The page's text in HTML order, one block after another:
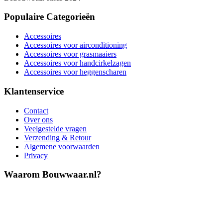
Populaire Categorieën
Accessoires
Accessoires voor airconditioning
Accessoires voor grasmaaiers
Accessoires voor handcirkelzagen
Accessoires voor heggenscharen
Klantenservice
Contact
Over ons
Veelgestelde vragen
Verzending & Retour
Algemene voorwaarden
Privacy
Waarom Bouwwaar.nl?